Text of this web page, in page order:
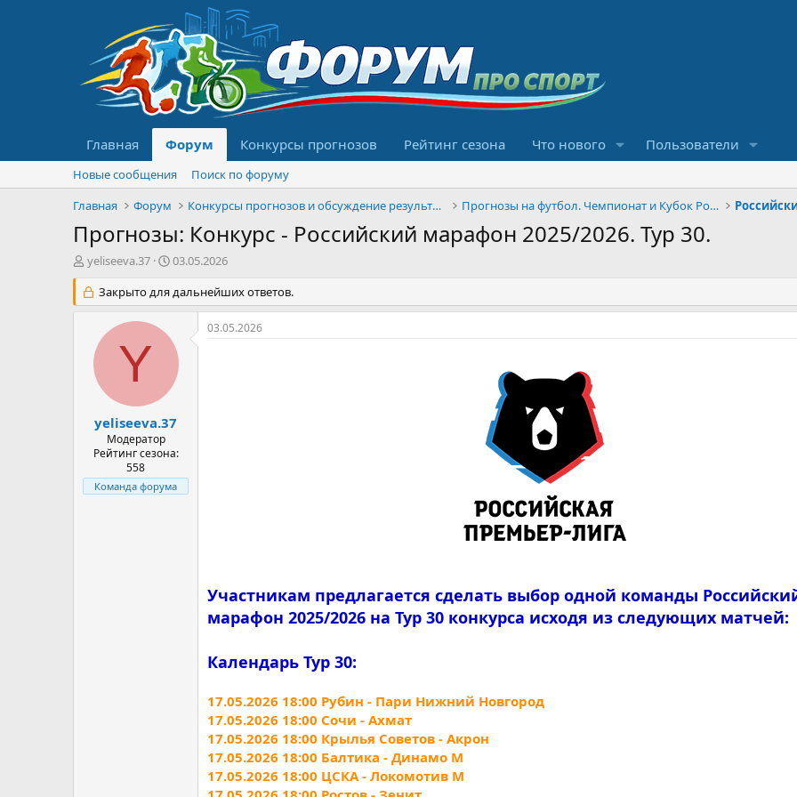
Главная Форум Конкурсы прогнозов Рейтинг сезона Что нового Пользователи
Новые сообщения
Поиск по форуму
Главная
Форум Конкурсы прогнозов и обсуждение результатов Прогнозы на футбол. Чемпионат и Кубок России
Прогнозы: Конкурс - Российский марафон 2025/2026. Тур 30.
А
т
о
м
yeliseeva.37
Д
т
а
а
ч
а
л
03.05.2026
Закрыто для дальнейших ответов.
Y
yeliseeva.37
Модератор
Рейтинг сезона:
558
Команда форума
03.05.2026
Участникам предлагается сделать выбор одной команды
марафон 2025/2026 на Тур 30 конкурса исходя из следующих матчей:
Календарь Тур 30:
17.05.2026 18:00 Рубин - Пари Нижний Новгород
17.05.2026 18:00 Сочи - Ахмат
17.05.2026 18:00 Крылья Советов - Акрон
17.05.2026 18:00 Балтика - Динамо М
17.05.2026 18:00 ЦСКА - Локомотив М